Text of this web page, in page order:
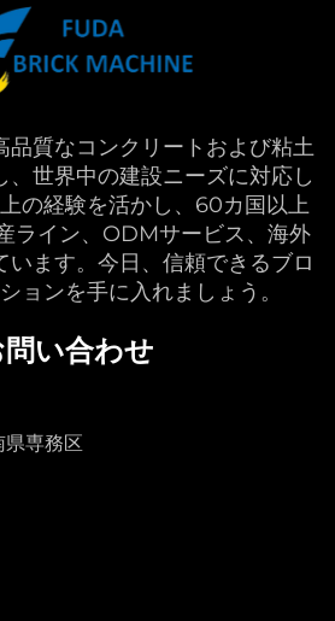
品質なコンクリートおよび粘土
、世界中の建設ニーズに対応し
の経験を活かし、60カ国以上
ライン、ODMサービス、海外
います。今日、信頼できるブロ
ョンを手に入れましょう。
い合わせ
県専務区